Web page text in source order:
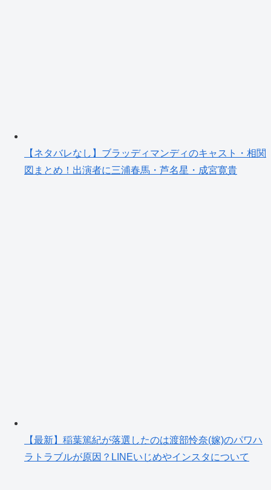
【ネタバレなし】ブラッディマンディのキャスト・相関
図まとめ！出演者に三浦春馬・芦名星・成宮寛貴
【最新】稲葉篤紀が落選したのは渡部怜奈(嫁)のパワハ
ラトラブルが原因？LINEいじめやインスタについて